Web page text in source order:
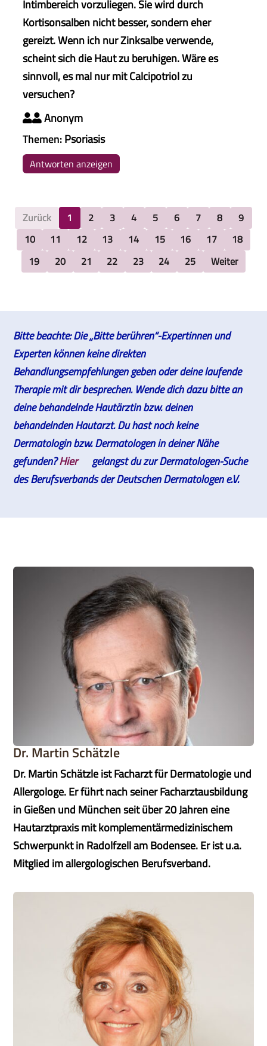
Intimbereich vorzuliegen. Sie wird durch
Kortisonsalben nicht besser, sondern eher
gereizt. Wenn ich nur Zinksalbe verwende,
scheint sich die Haut zu beruhigen. Wäre es
sinnvoll, es mal nur mit Calcipotriol zu
versuchen?
 Anonym
Themen:Psoriasis
Antworten anzeigen
Zurück 1 2 3 4 5 6 7 8
9
10
11 12 13 14 15 16 17
18
19
20 21 22 23 24 25 Weiter
Bitte beachte: Die „Bitte berühren“-Expertinnen und
Experten können keine direkten
Behandlungsempfehlungen geben oder deine laufende
Therapie mit dir besprechen. Wende dich dazu bitte an
deine behandelnde Hautärztin bzw. deinen
behandelnden Hautarzt. Du hast noch keine
Dermatologin bzw. Dermatologen in deiner Nähe
gefunden?Hier
gelangst du zur Dermatologen-Suche
des Berufsverbands der Deutschen Dermatologen e.V.
Dr. Martin Schätzle
Dr. Martin Schätzle ist Facharzt für Dermatologie und
Allergologe. Er führt nach seiner Facharztausbildung
in Gießen und München seit über 20 Jahren eine
Hautarztpraxis mit komplementärmedizinischem
Schwerpunkt in Radolfzell am Bodensee. Er ist u.a.
Mitglied im allergologischen Berufsverband.